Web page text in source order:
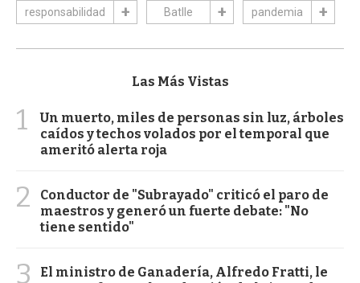
responsabilidad Batlle pandemia
Las Más Vistas
1
Un muerto, miles de personas sin luz, árboles
caídos y techos volados por el temporal que
ameritó alerta roja
2
Conductor de "Subrayado" criticó el paro de
maestros y generó un fuerte debate: "No
tiene sentido"
3
El ministro de Ganadería, Alfredo Fratti, le